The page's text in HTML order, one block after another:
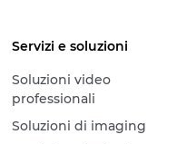
Servizi e soluzioni
Soluzioni video
professionali
Soluzioni di imaging